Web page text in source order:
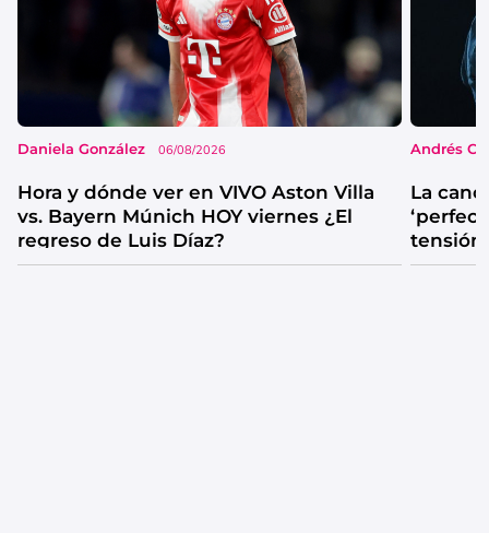
Daniela González 06/08/2026
Hora y dónde ver en VIVO Aston Villa
vs. Bayern Múnich HOY viernes ¿El
regreso de Luis Díaz?
Andrés
La
tensión
catarsis